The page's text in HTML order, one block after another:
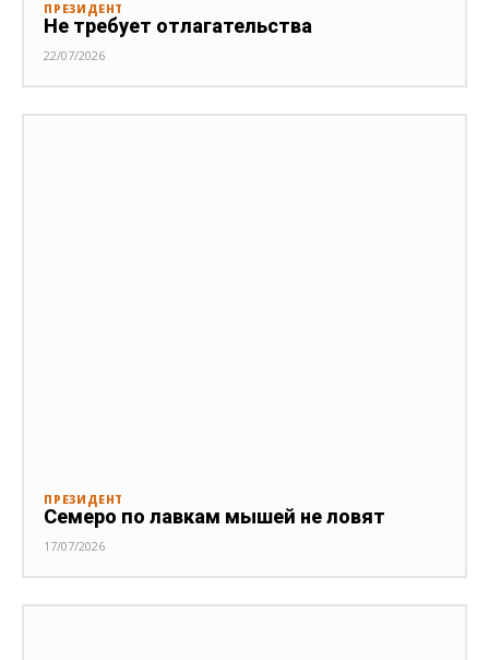
ПРЕЗИДЕНТ
Не требует отлагательства
22/07/2026
ПРЕЗИДЕНТ
Семеро по лавкам мышей не ловят
17/07/2026